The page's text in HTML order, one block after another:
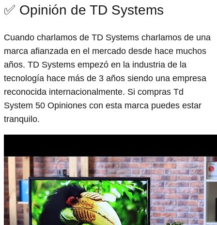
✅ Opinión de TD Systems
Cuando charlamos de TD Systems charlamos de una
marca afianzada en el mercado desde hace muchos
años. TD Systems empezó en la industria de la
tecnología hace más de 3 años siendo una empresa
reconocida internacionalmente. Si compras Td
System 50 Opiniones con esta marca puedes estar
tranquilo.